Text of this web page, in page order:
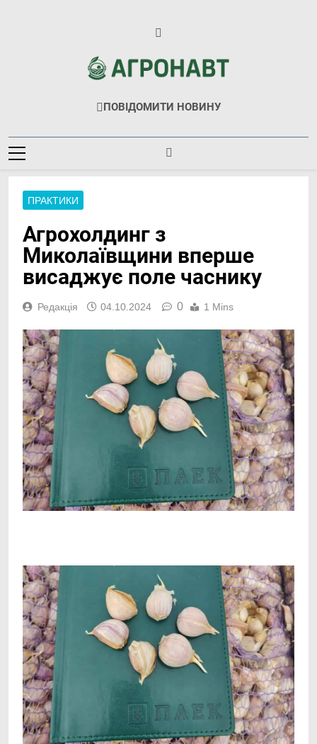
Агронавт
Новини Українського Агробізнесу
ПОВІДОМИТИ НОВИНУ
ПРАКТИКИ
Агрохолдинг з
Миколаївщини вперше
висаджує поле часнику
Редакція 04.10.2024 0 1 Mins
Link